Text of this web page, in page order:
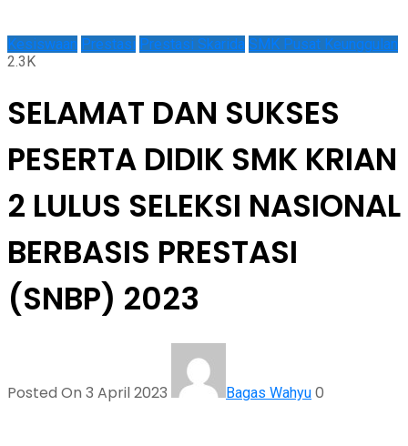
Kesiswaan Prestasi Prestasi Skarida SMK Pusat Keunggulan
2.3K
SELAMAT DAN SUKSES
PESERTA DIDIK SMK KRIAN
2 LULUS SELEKSI NASIONAL
BERBASIS PRESTASI
(SNBP) 2023
Posted On 3 April 2023 Bagas Wahyu 0